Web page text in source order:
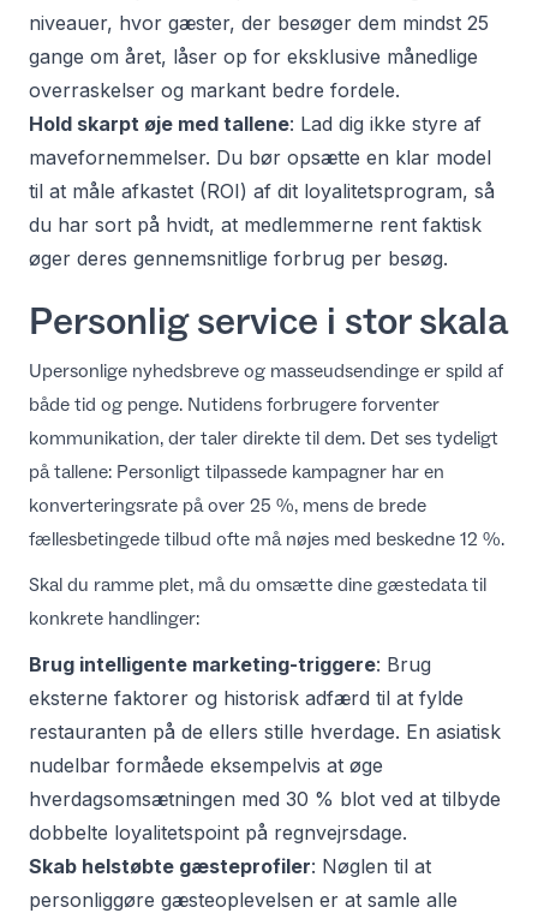
niveauer, hvor gæster, der besøger dem mindst 25
gange om året, låser op for eksklusive månedlige
overraskelser og markant bedre fordele.
Hold skarpt øje med tallene: Lad dig ikke styre af
mavefornemmelser. Du bør opsætte en klar model
til at måle afkastet (ROI) af dit loyalitetsprogram, så
du har sort på hvidt, at medlemmerne rent faktisk
øger deres gennemsnitlige forbrug per besøg.
Personlig service i stor skala
Upersonlige nyhedsbreve og masseudsendinge er spild af
både tid og penge. Nutidens forbrugere forventer
kommunikation, der taler direkte til dem. Det ses tydeligt
på tallene: Personligt tilpassede kampagner har en
konverteringsrate på over 25 %, mens de brede
fællesbetingede tilbud ofte må nøjes med beskedne 12 %.
Skal du ramme plet, må du omsætte dine gæstedata til
konkrete handlinger:
Brug intelligente marketing-triggere: Brug
eksterne faktorer og historisk adfærd til at fylde
restauranten på de ellers stille hverdage. En asiatisk
nudelbar formåede eksempelvis at øge
hverdagsomsætningen med 30 % blot ved at tilbyde
dobbelte loyalitetspoint på regnvejrsdage.
Skab helstøbte gæsteprofiler: Nøglen til at
personliggøre gæsteoplevelsen er at samle alle